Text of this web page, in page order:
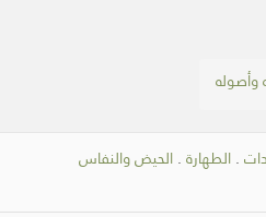
وأصوله
. الطهارة . الحيض والنفاس